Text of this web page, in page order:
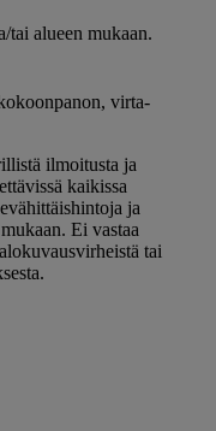
tai alueen mukaan.
virta-
ilmoitusta ja
kaikissa
ja
Ei vastaa
tai